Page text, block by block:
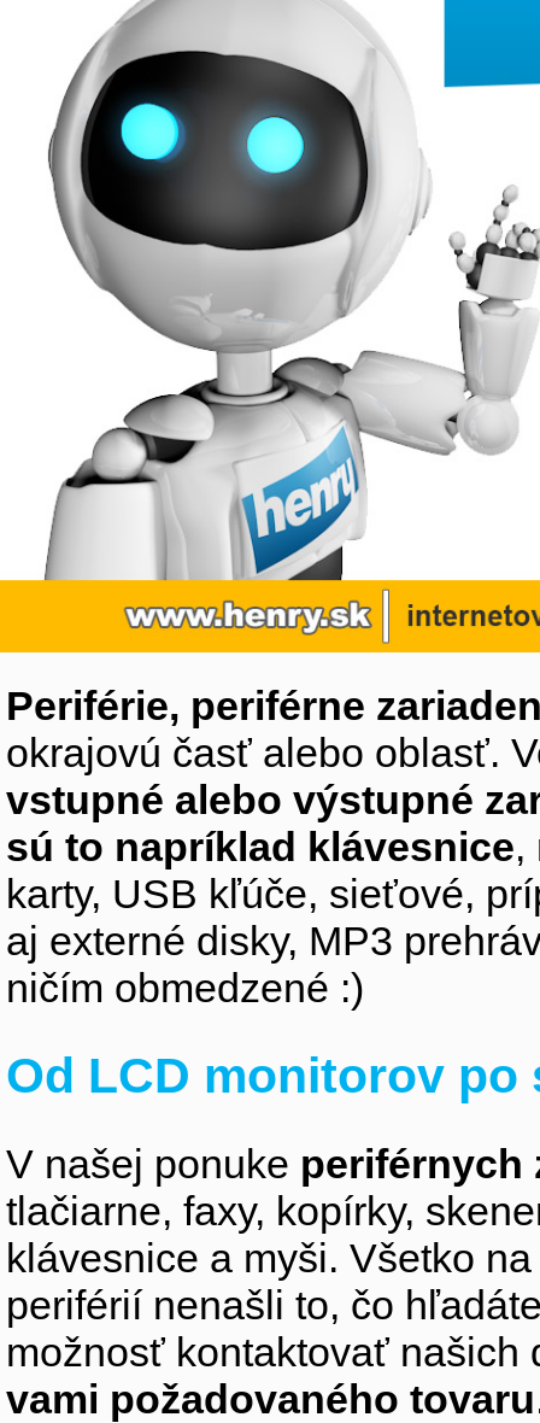
Periférie, periférne
okrajovú časť alebo oblasť.
vstupné alebo výstupné
sú to napríklad klávesnice,
karty, USB kľúče, sieťové,
aj externé disky, MP3
ničím obmedzené :)
Od LCD monitorov
V našej ponuke periférnych
tlačiarne, faxy, kopírky,
klávesnice a myši. Všetko
periférií nenašli to, čo
možnosť kontaktovať
vami požadovaného tovaru